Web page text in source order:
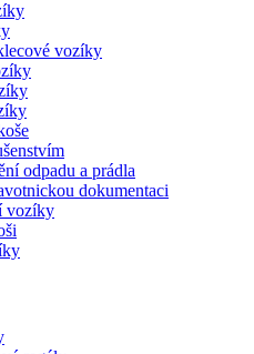
vozíky
odpadu a prádla
dokumentaci
vozíky